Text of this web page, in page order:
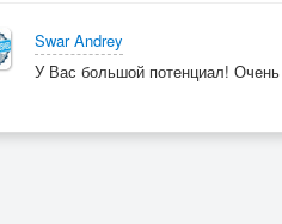
Swar Andrey
У Вас большой потенциал!